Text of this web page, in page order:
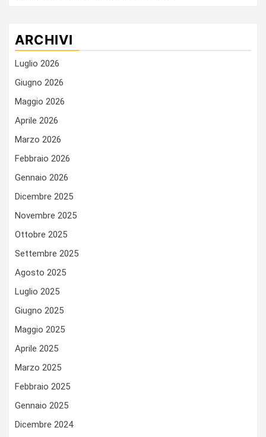
ARCHIVI
Luglio 2026
Giugno 2026
Maggio 2026
Aprile 2026
Marzo 2026
Febbraio 2026
Gennaio 2026
Dicembre 2025
Novembre 2025
Ottobre 2025
Settembre 2025
Agosto 2025
Luglio 2025
Giugno 2025
Maggio 2025
Aprile 2025
Marzo 2025
Febbraio 2025
Gennaio 2025
Dicembre 2024